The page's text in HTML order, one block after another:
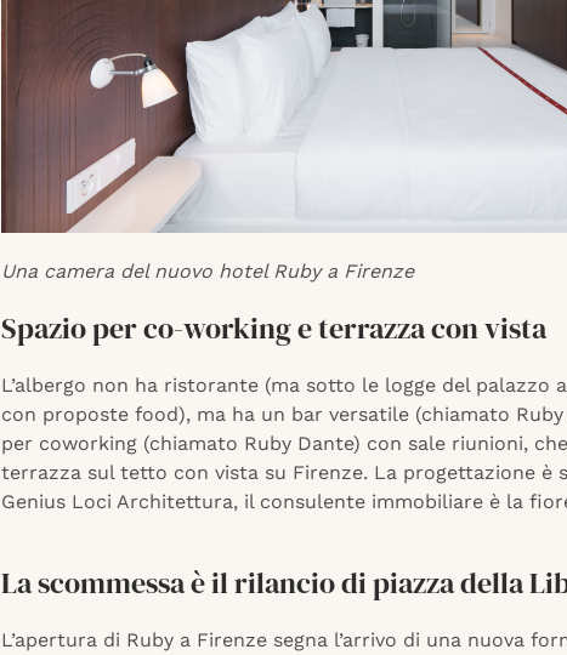
Una camera del nuovo hotel Ruby a Firenze
Spazio per co-working e terrazza con vista
L’albergo non ha ristorante (ma sotto le logge del palazzo
con proposte food), ma ha un bar versatile (chiamato Ruby
per coworking (chiamato Ruby Dante) con sale riunioni,
terrazza sul tetto con vista su Firenze. La progettazione è
Genius Loci Architettura, il consulente immobiliare è la
La scommessa è il rilancio di piazza della
L’apertura di Ruby a Firenze segna l’arrivo di una nuova